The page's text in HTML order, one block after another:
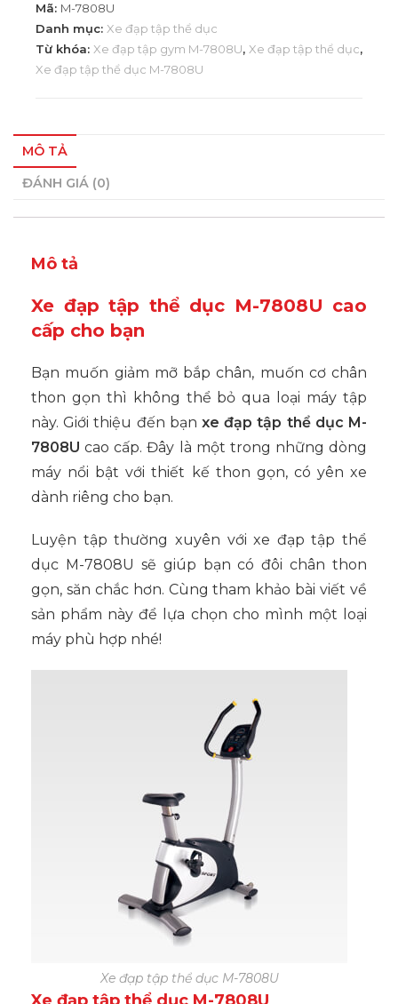
Mã: M-7808U
Danh mục: Xe đạp tập thể dục
Từ khóa: Xe đạp tập gym M-7808U, Xe đạp tập thể dục,
Xe đạp tập thể dục M-7808U
MÔ TẢ
ĐÁNH GIÁ (0)
Mô tả
Xe đạp tập thể dục M-7808U cao
cấp cho bạn
Bạn muốn giảm mỡ bắp chân, muốn cơ chân
thon gọn thì không thể bỏ qua loại máy tập
này. Giới thiệu đến bạn xe đạp tập thể dục M-
7808U cao cấp. Đây là một trong những dòng
máy nổi bật với thiết kế thon gọn, có yên xe
dành riêng cho bạn.
Luyện tập thường xuyên với xe đạp tập thể
dục M-7808U sẽ giúp bạn có đôi chân thon
gọn, săn chắc hơn. Cùng tham khảo bài viết về
sản phẩm này để lựa chọn cho mình một loại
máy phù hợp nhé!
Xe đạp tập thể dục M-7808U